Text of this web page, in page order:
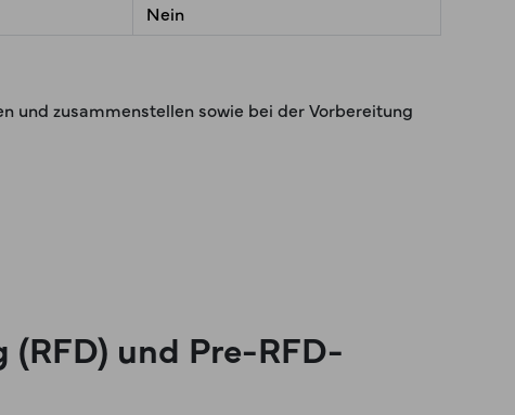
×
Nein
und zusammenstellen sowie bei der Vorbereitung
und Pre-RFD-